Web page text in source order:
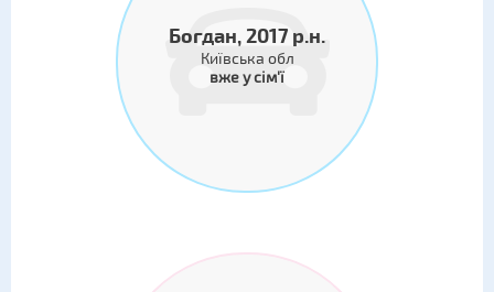
Богдан, 2017 р.н.
Київська обл
вже у сім'ї